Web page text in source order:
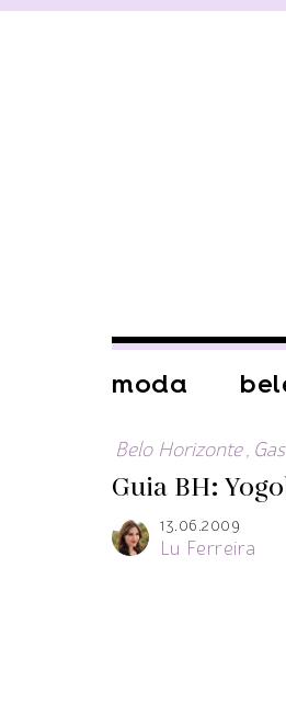
moda
Belo Horizonte ,
Guia BH:
13.06.2009
Lu Ferreira